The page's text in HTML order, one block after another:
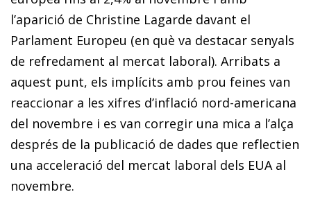
l’aparició de Christine Lagarde davant el
Parlament Europeu (en què va destacar senyals
de refredament al mercat laboral). Arribats a
aquest punt, els implícits amb prou feines van
reaccionar a les xifres d’inflació nord-americana
del novembre i es van corregir una mica a l’alça
després de la publicació de dades que reflectien
una acceleració del mercat laboral dels EUA al
novembre.